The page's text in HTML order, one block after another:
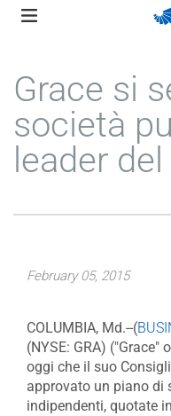
Skip
navigation
Grace si
società
leader
February 05, 2015
COLUMBIA, Md.--(
(NYSE: GRA)
oggi che il suo
approvato un piano di
indipendenti, quotate